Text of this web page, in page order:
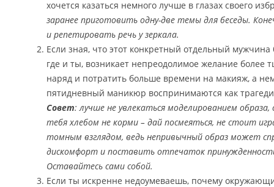
хочется казаться немного лучше в глазах своего
заранее приготовить одну-две темы для беседы.
и репетировать речь у зеркала.
Если зная, что этот конкретный отдельный
где и ты, возникает непреодолимое желание более
наряд и потратить больше времени на макияж, а
пятидневный маникюр воспринимаются как
Совет: лучше не увлекаться моделированием образа,
тебя хлебом не корми – дай посмеяться, не стоит
томным взглядом, ведь непривычный образ может
дискомфорт и поставить отпечаток
Оставайтесь сами собой.
Если ты искренне недоумеваешь, почему